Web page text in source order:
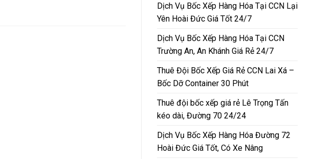
Dịch Vụ Bốc Xếp Hàng Hóa Tại CCN Lại
Yên Hoài Đức Giá Tốt 24/7
Dịch Vụ Bốc Xếp Hàng Hóa Tại CCN
Trường An, An Khánh Giá Rẻ 24/7
Thuê Đội Bốc Xếp Giá Rẻ CCN Lai Xá –
Bốc Dỡ Container 30 Phút
Thuê đội bốc xếp giá rẻ Lê Trọng Tấn
kéo dài, Đường 70 24/24
Dịch Vụ Bốc Xếp Hàng Hóa Đường 72
Hoài Đức Giá Tốt, Có Xe Nâng